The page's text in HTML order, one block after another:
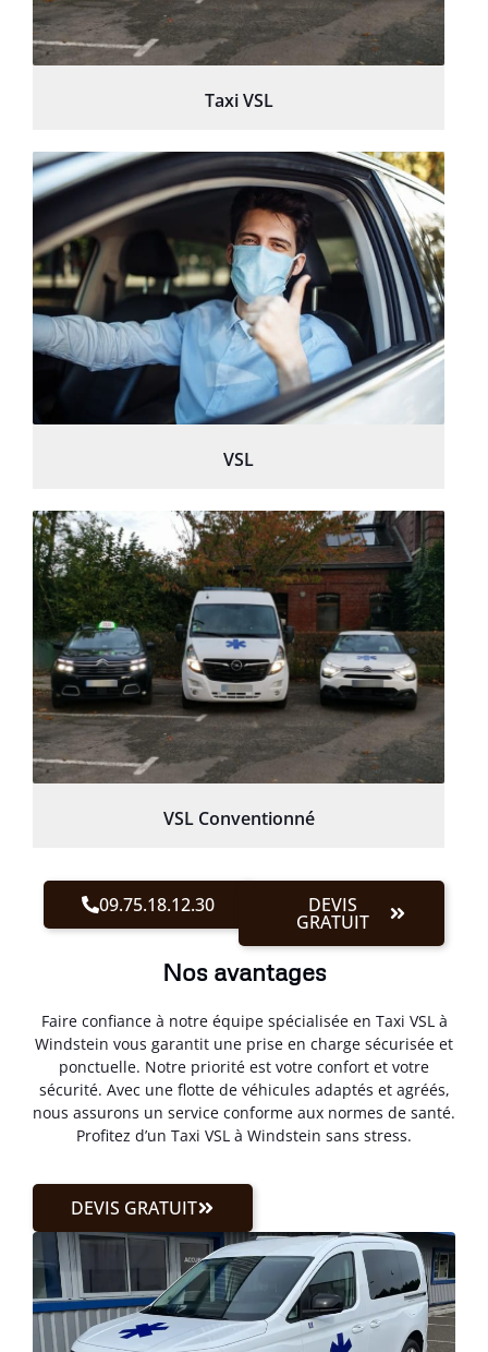
Taxi VSL
VSL
VSL Conventionné
09.75.18.12.30 DEVIS
GRATUIT
Nos avantages
Faire confiance à notre équipe spécialisée en Taxi VSL à
Windstein vous garantit une prise en charge sécurisée et
ponctuelle. Notre priorité est votre confort et votre
sécurité. Avec une flotte de véhicules adaptés et agréés,
nous assurons un service conforme aux normes de santé.
Profitez d’un Taxi VSL à Windstein sans stress.
DEVIS GRATUIT